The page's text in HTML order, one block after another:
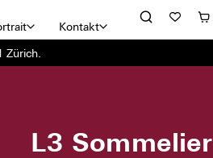
Kontakt
L3 Sommelier